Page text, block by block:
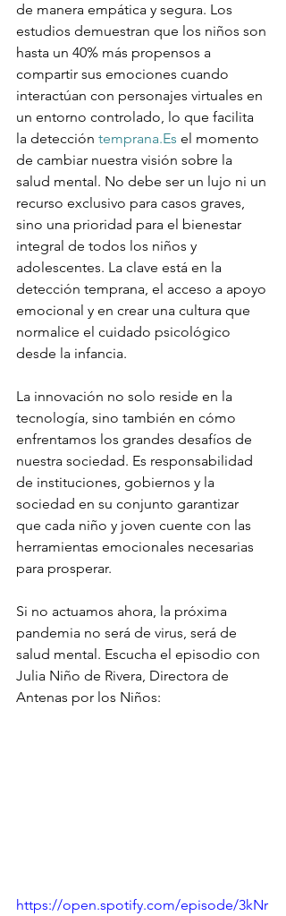
de manera empática y segura. Los
estudios demuestran que los niños son
hasta un 40% más propensos a
compartir sus emociones cuando
interactúan con personajes virtuales en
un entorno controlado, lo que facilita
la detección temprana.Es el momento
de cambiar nuestra visión sobre la
salud mental. No debe ser un lujo ni un
recurso exclusivo para casos graves,
sino una prioridad para el bienestar
integral de todos los niños y
adolescentes. La clave está en la
detección temprana, el acceso a apoyo
emocional y en crear una cultura que
normalice el cuidado psicológico
desde la infancia.
La innovación no solo reside en la
tecnología, sino también en cómo
enfrentamos los grandes desafíos de
nuestra sociedad. Es responsabilidad
de instituciones, gobiernos y la
sociedad en su conjunto garantizar
que cada niño y joven cuente con las
herramientas emocionales necesarias
para prosperar.
Si no actuamos ahora, la próxima
pandemia no será de virus, será de
salud mental. Escucha el episodio con
Julia Niño de Rivera, Directora de
Antenas por los Niños:
https://open.spotify.com/episode/3kNr